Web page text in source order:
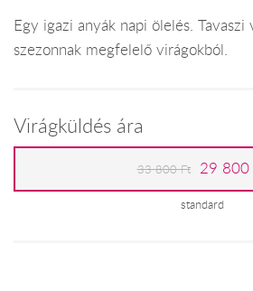
Egy igazi anyák napi ölelés. Tavaszi
szezonnak megfelelő virágokból.
Virágküldés ára
33 800 Ft 29 800
standard